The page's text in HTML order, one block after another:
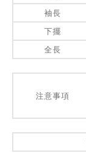
袖長
下擺
全長
注意事項